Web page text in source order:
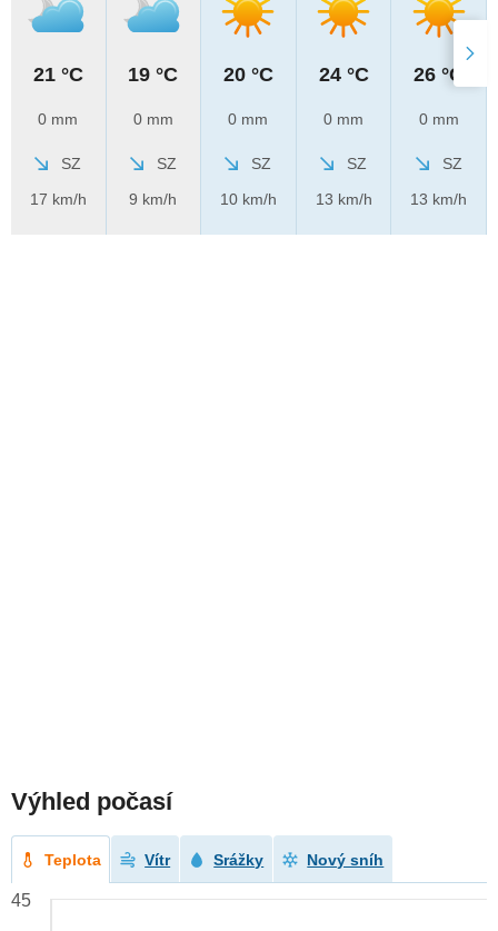
21 °C
0 mm
SZ
17 km/h
19 °C
0 mm
SZ
9 km/h
20 °C
0 mm
SZ
10 km/h
24 °C
0 mm
SZ
13 km/h
26 °C
0 mm
SZ
13 km/h
Výhled počasí
Teplota Vítr Srážky Nový sníh
45